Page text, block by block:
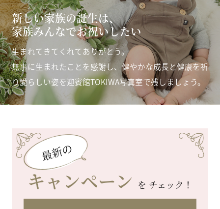
新しい家族の誕生は、
家族みんなでお祝いしたい
生まれてきてくれてありがとう。
無事に生まれたことを感謝し、健やかな成長と健康を祈
り愛らしい姿を迎賓館TOKIWA写真室で残しましょう。
キャンペーン を チェック！